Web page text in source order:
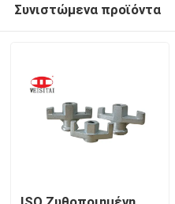
Συνιστώμενα προϊόντα